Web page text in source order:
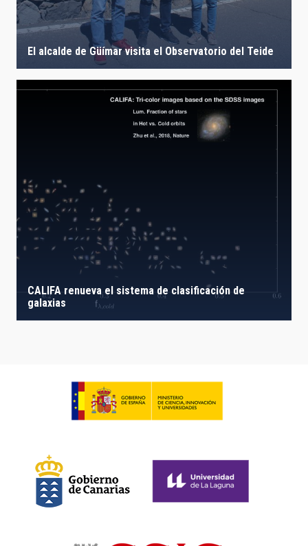
El alcalde de Güímar visita el Observatorio del Teide
CALIFA renueva el sistema de clasificación de
galaxias